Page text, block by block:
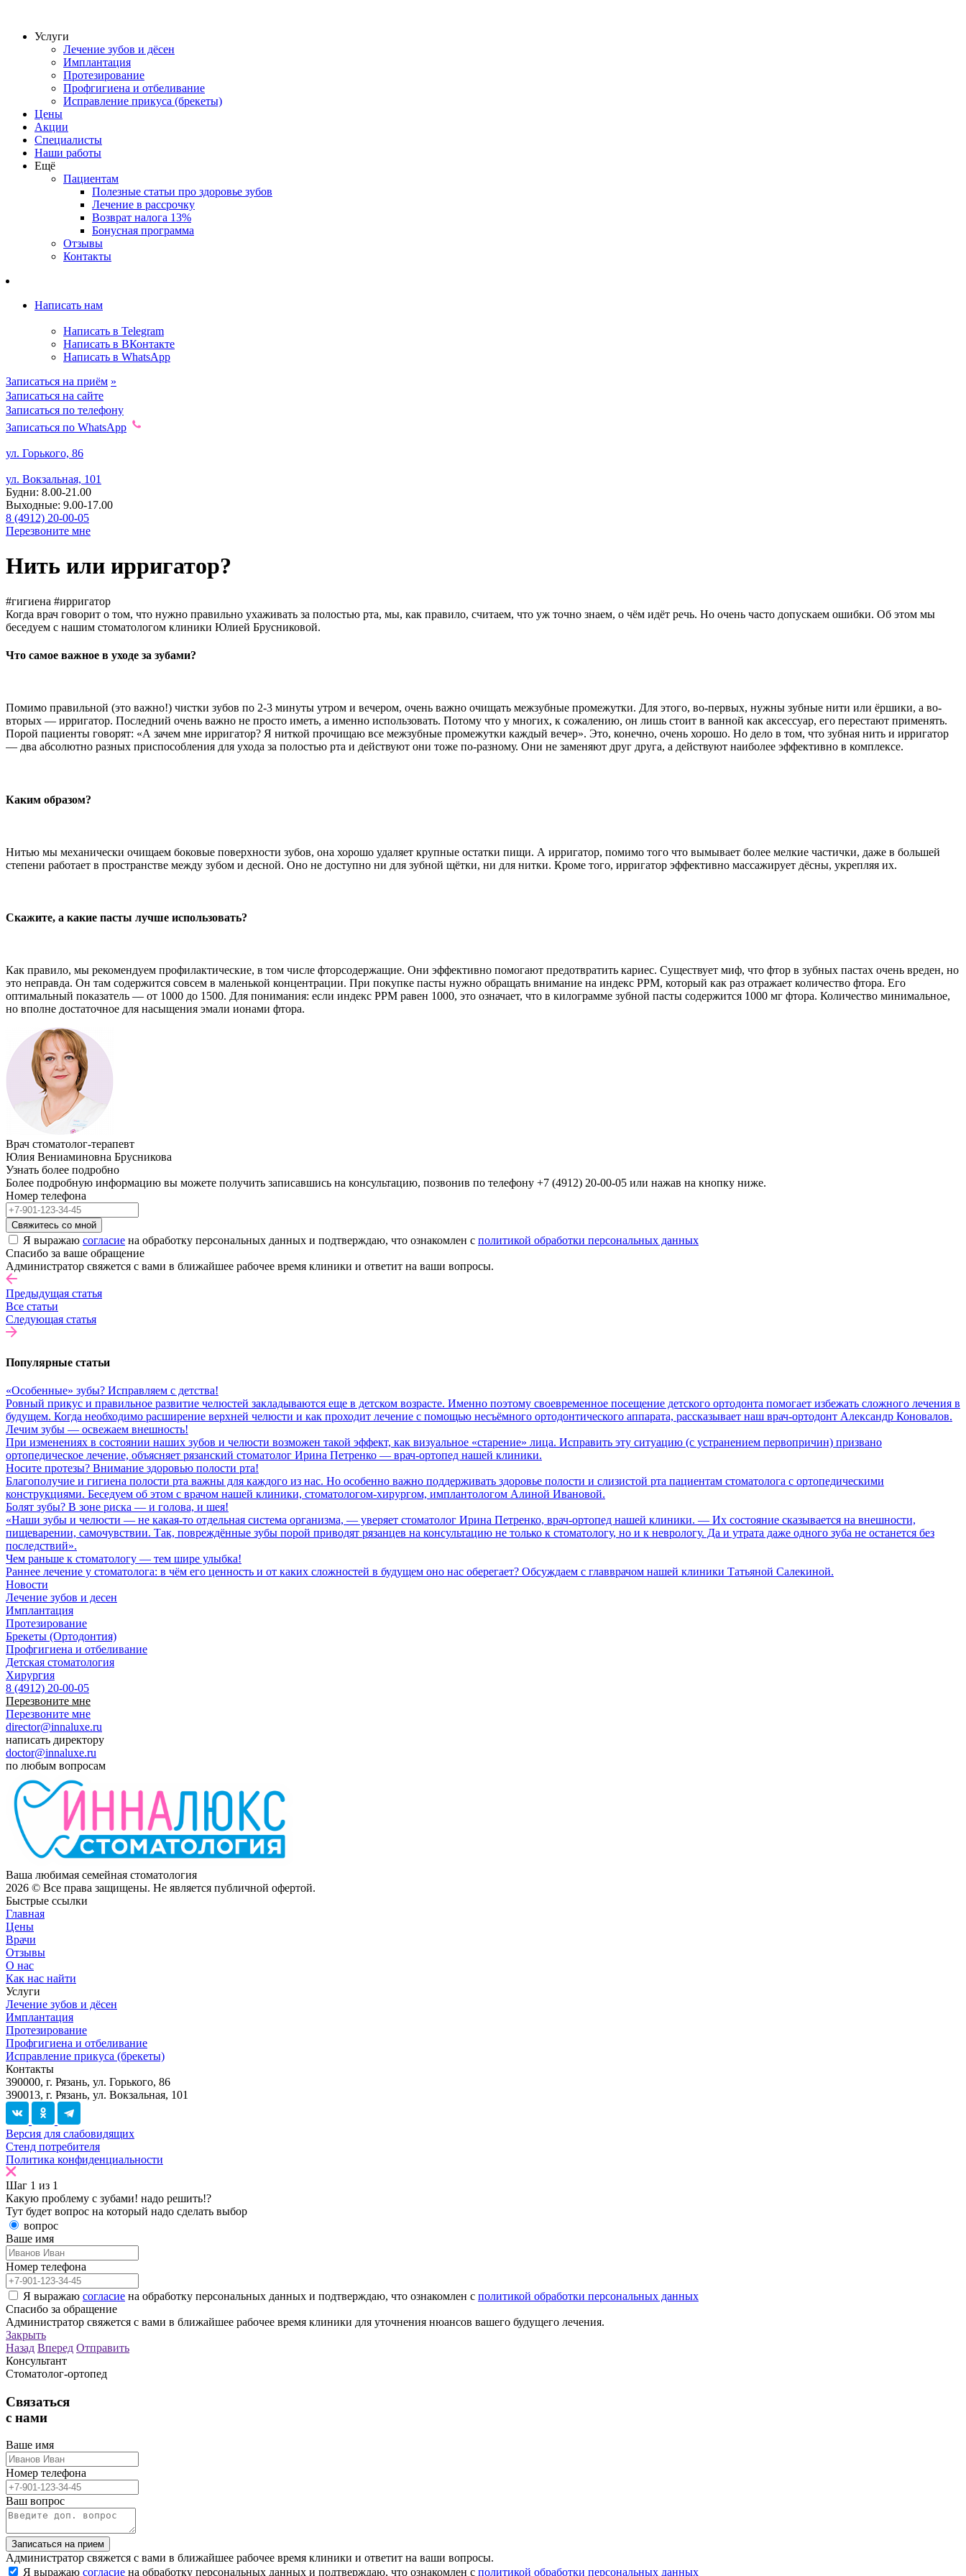
Услуги
Лечение зубов и дёсен
Имплантация
Протезирование
Профгигиена и отбеливание
Исправление прикуса (брекеты)
Цены
Акции
Специалисты
Наши работы
Ещё
Пациентам
Полезные статьи про здоровье зубов
Лечение в рассрочку
Возврат налога 13%
Бонусная программа
Отзывы
Контакты
Написать нам
Написать в Telegram
Написать в ВКонтакте
Написать в WhatsApp
Записаться на приём »
Записаться на сайте
Записаться по телефону
Записаться по WhatsApp
ул. Горького, 86
ул. Вокзальная, 101
Будни: 8.00-21.00
Выходные: 9.00-17.00
8 (4912) 20-00-05
Перезвоните мне
Нить или ирригатор?
#гигиена #ирригатор
Когда врач говорит о том, что нужно правильно ухаживать за полостью рта, мы, как правило, считаем, что уж точно знаем, о чём идёт речь. Но очень часто допускаем ошибки. Об этом мы
беседуем с нашим стоматологом клиники Юлией Брусниковой.
Что самое важное в уходе за зубами?
Помимо правильной (это важно!) чистки зубов по 2-3 минуты утром и вечером, очень важно очищать межзубные промежутки. Для этого, во-первых, нужны зубные нити или ёршики, а во-
вторых — ирригатор. Последний очень важно не просто иметь, а именно использовать. Потому что у многих, к сожалению, он лишь стоит в ванной как аксессуар, его перестают применять.
Порой пациенты говорят: «А зачем мне ирригатор? Я ниткой прочищаю все межзубные промежутки каждый вечер». Это, конечно, очень хорошо. Но дело в том, что зубная нить и ирригатор
— два абсолютно разных приспособления для ухода за полостью рта и действуют они тоже по-разному. Они не заменяют друг друга, а действуют наиболее эффективно в комплексе.
Каким образом?
Нитью мы механически очищаем боковые поверхности зубов, она хорошо удаляет крупные остатки пищи. А ирригатор, помимо того что вымывает более мелкие частички, даже в большей
степени работает в пространстве между зубом и десной. Оно не доступно ни для зубной щётки, ни для нитки. Кроме того, ирригатор эффективно массажирует дёсны, укрепляя их.
Скажите, а какие пасты лучше использовать?
Как правило, мы рекомендуем профилактические, в том числе фторсодержащие. Они эффективно помогают предотвратить кариес. Существует миф, что фтор в зубных пастах очень вреден, но
это неправда. Он там содержится совсем в маленькой концентрации. При покупке пасты нужно обращать внимание на индекс PPM, который как раз отражает количество фтора. Его
оптимальный показатель — от 1000 до 1500. Для понимания: если индекс PPM равен 1000, это означает, что в килограмме зубной пасты содержится 1000 мг фтора. Количество минимальное,
но вполне достаточное для насыщения эмали ионами фтора.
Врач стоматолог-терапевт
Юлия Вениаминовна Брусникова
Узнать более подробно
Более подробную информацию вы можете получить записавшись на консультацию, позвонив по телефону +7 (4912) 20-00-05 или нажав на кнопку ниже.
Номер телефона
Свяжитесь со мной
Я выражаю согласие на обработку персональных данных и подтверждаю, что ознакомлен с политикой обработки персональных данных
Спасибо за ваше обращение
Администратор свяжется с вами в ближайшее рабочее время клиники и ответит на ваши вопросы.
Предыдущая статья
Все статьи
Следующая статья
Популярные статьи
«Особенные» зубы? Исправляем с детства!
Ровный прикус и правильное развитие челюстей закладываются еще в детском возрасте. Именно поэтому своевременное посещение детского ортодонта помогает избежать сложного лечения в
будущем. Когда необходимо расширение верхней челюсти и как проходит лечение с помощью несъёмного ортодонтического аппарата, рассказывает наш врач-ортодонт Александр Коновалов.
Лечим зубы — освежаем внешность!
При изменениях в состоянии наших зубов и челюсти возможен такой эффект, как визуальное «старение» лица. Исправить эту ситуацию (с устранением первопричин) призвано
ортопедическое лечение, объясняет рязанский стоматолог Ирина Петренко — врач-ортопед нашей клиники.
Носите протезы? Внимание здоровью полости рта!
Благополучие и гигиена полости рта важны для каждого из нас. Но особенно важно поддерживать здоровье полости и слизистой рта пациентам стоматолога с ортопедическими
конструкциями. Беседуем об этом с врачом нашей клиники, стоматологом-хирургом, имплантологом Алиной Ивановой.
Болят зубы? В зоне риска — и голова, и шея!
«Наши зубы и челюсти — не какая-то отдельная система организма, — уверяет стоматолог Ирина Петренко, врач-ортопед нашей клиники. — Их состояние сказывается на внешности,
пищеварении, самочувствии. Так, повреждённые зубы порой приводят рязанцев на консультацию не только к стоматологу, но и к неврологу. Да и утрата даже одного зуба не останется без
последствий».
Чем раньше к стоматологу — тем шире улыбка!
Раннее лечение у стоматолога: в чём его ценность и от каких сложностей в будущем оно нас оберегает? Обсуждаем с главврачом нашей клиники Татьяной Салекиной.
Новости
Лечение зубов и десен
Имплантация
Протезирование
Брекеты (Ортодонтия)
Профгигиена и отбеливание
Детская стоматология
Хирургия
8 (4912) 20-00-05
Перезвоните мне
Перезвоните мне
director@innaluxe.ru
написать директору
doctor@innaluxe.ru
по любым вопросам
Ваша любимая семейная стоматология
2026 © Все права защищены. Не является публичной офертой.
Быстрые ссылки
Главная
Цены
Врачи
Отзывы
О нас
Как нас найти
Услуги
Лечение зубов и дёсен
Имплантация
Протезирование
Профгигиена и отбеливание
Исправление прикуса (брекеты)
Контакты
390000, г. Рязань, ул. Горького, 86
390013, г. Рязань, ул. Вокзальная, 101
Версия для слабовидящих
Стенд потребителя
Политика конфиденциальности
Шаг 1 из 1
Какую проблему с зубами! надо решить!?
Тут будет вопрос на который надо сделать выбор
вопрос
Ваше имя
Номер телефона
Я выражаю согласие на обработку персональных данных и подтверждаю, что ознакомлен с политикой обработки персональных данных
Спасибо за обращение
Администратор свяжется с вами в ближайшее рабочее время клиники для уточнения нюансов вашего будущего лечения.
Закрыть
Назад Вперед Отправить
Консультант
Стоматолог-ортопед
Связаться
с нами
Ваше имя
Номер телефона
Ваш вопрос
Записаться на прием
Администратор свяжется с вами в ближайшее рабочее время клиники и ответит на ваши вопросы.
Я выражаю согласие на обработку персональных данных и подтверждаю, что ознакомлен с политикой обработки персональных данных